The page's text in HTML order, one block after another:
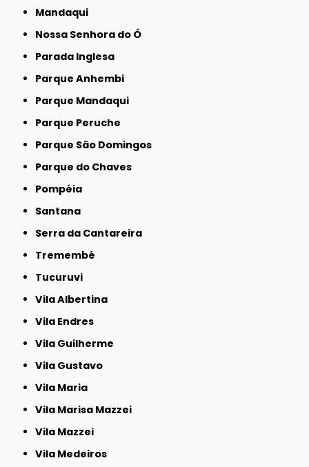
Mandaqui
Nossa Senhora do Ó
Parada Inglesa
Parque Anhembi
Parque Mandaqui
Parque Peruche
Parque São Domingos
Parque do Chaves
Pompéia
Santana
Serra da Cantareira
Tremembé
Tucuruvi
Vila Albertina
Vila Endres
Vila Guilherme
Vila Gustavo
Vila Maria
Vila Marisa Mazzei
Vila Mazzei
Vila Medeiros